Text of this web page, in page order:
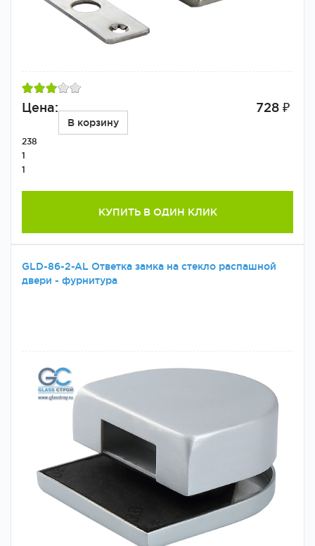
Цена: 728 ₽
В корзину
238
1
1
КУПИТЬ В ОДИН КЛИК
GLD-86-2-AL Ответка замка на стекло распашной
двери - фурнитура